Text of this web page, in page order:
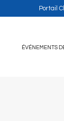
Portail
ÉVÉNEMENTS